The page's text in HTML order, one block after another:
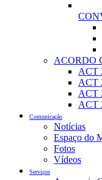
ACORDO
ACT
ACT
ACT
ACT
Comunicação
Notícias
Espaço do
Fotos
Vídeos
Serviços